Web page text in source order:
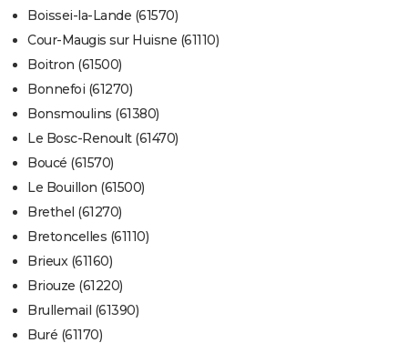
Boissei-la-Lande (61570)
Cour-Maugis sur Huisne (61110)
Boitron (61500)
Bonnefoi (61270)
Bonsmoulins (61380)
Le Bosc-Renoult (61470)
Boucé (61570)
Le Bouillon (61500)
Brethel (61270)
Bretoncelles (61110)
Brieux (61160)
Briouze (61220)
Brullemail (61390)
Buré (61170)